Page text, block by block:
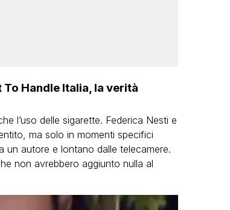
Handle Italia, la verità
l’uso delle sigarette. Federica Nesti e
ma solo in momenti specifici
un autore e lontano dalle telecamere.
non avrebbero aggiunto nulla al